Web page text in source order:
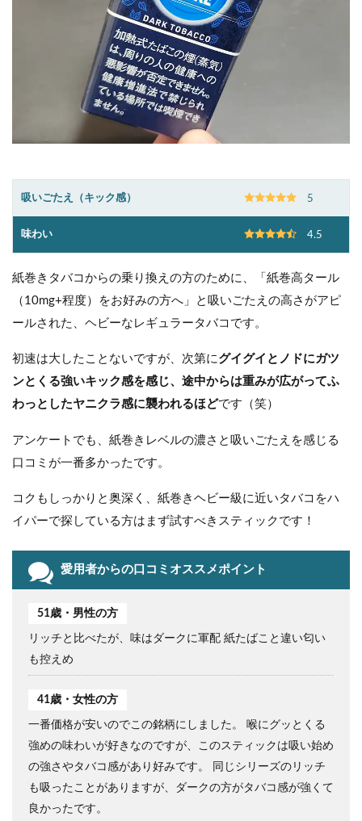
吸いごたえ（キック感） 5
味わい 4.5
紙巻きタバコからの乗り換えの方のために、「紙巻高タール
（10mg+程度）をお好みの方へ」と吸いごたえの高さがアピ
ールされた、ヘビーなレギュラータバコです。
初速は大したことないですが、次第にグイグイとノドにガツ
ンとくる強いキック感を感じ、途中からは重みが広がってふ
わっとしたヤニクラ感に襲われるほどです（笑）
アンケートでも、紙巻きレベルの濃さと吸いごたえを感じる
口コミが一番多かったです。
コクもしっかりと奥深く、紙巻きヘビー級に近いタバコをハ
イパーで探している方はまず試すべきスティックです！
愛用者からの口コミオススメポイント
51歳・男性の方
リッチと比べたが、味はダークに軍配 紙たばこと違い匂い
も控えめ
41歳・女性の方
一番価格が安いのでこの銘柄にしました。 喉にグッとくる
強めの味わいが好きなのですが、このスティックは吸い始め
の強さやタバコ感があり好みです。 同じシリーズのリッチ
も吸ったことがありますが、ダークの方がタバコ感が強くて
良かったです。